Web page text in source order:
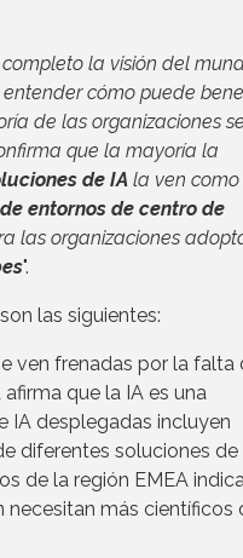
la visión del
cómo puede
de las organizaciones se
que la mayoría la
de IA la ven como
entornos de centro de
las organizaciones
".
las siguientes:
ven frenadas por la falta
que la IA es una
IA desplegadas incluyen
diferentes soluciones de
de la región EMEA
necesitan más científicos